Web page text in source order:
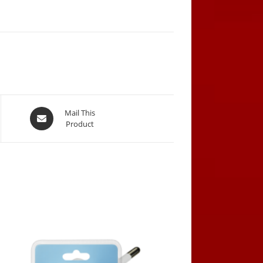
Opens
in
Mail This
Product